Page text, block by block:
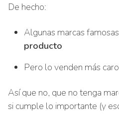
De hecho:
Algunas marcas
producto
Pero lo venden más
Así que no, que no tenga
si cumple lo importante (y